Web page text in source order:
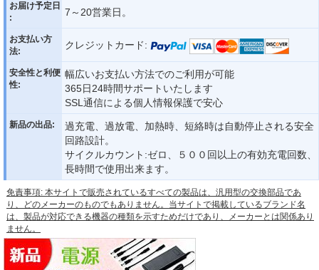
お届け予定日
:
7～20営業日。
お支払い方
法:
クレジットカード:
安全性と利便
性:
幅広いお支払い方法でのご利用が可能
365日24時間サポートいたします
SSL通信による個人情報保護で安心
新品の出品:
過充電、過放電、加熱時、短絡時は自動停止される安全
回路設計。
サイクルカウント:ゼロ、５００回以上の有効充電回数、
長時間で使用出来ます。
免責事項: 本サイトで販売されているすべての製品は、汎用型の交換部品であ
り、どのメーカーのものでもありません。当サイトで掲載しているブランド名
は、製品が対応できる機器の種類を示すためだけであり、メーカーとは関係あり
ません。